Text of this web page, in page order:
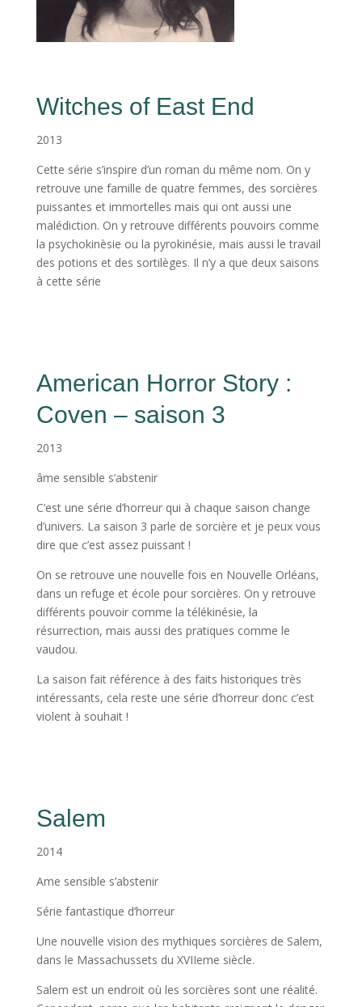
Witches of East End
2013
Cette série s’inspire d’un roman du même nom. On y
retrouve une famille de quatre femmes, des sorcières
puissantes et immortelles mais qui ont aussi une
malédiction. On y retrouve différents pouvoirs comme
la psychokinèsie ou la pyrokinésie, mais aussi le travail
des potions et des sortilèges. Il n’y a que deux saisons
à cette série
American Horror Story :
Coven – saison 3
2013
âme sensible s’abstenir
C’est une série d’horreur qui à chaque saison change
d’univers. La saison 3 parle de sorcière et je peux vous
dire que c’est assez puissant !
On se retrouve une nouvelle fois en Nouvelle Orléans,
dans un refuge et école pour sorcières. On y retrouve
différents pouvoir comme la télékinésie, la
résurrection, mais aussi des pratiques comme le
vaudou.
La saison fait référence à des faits historiques très
intéressants, cela reste une série d’horreur donc c’est
violent à souhait !
Salem
2014
Ame sensible s’abstenir
Série fantastique d’horreur
Une nouvelle vision des mythiques sorcières de Salem,
dans le Massachussets du XVIIeme siècle.
Salem est un endroit où les sorcières sont une réalité.